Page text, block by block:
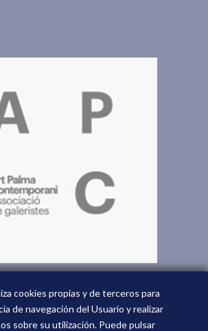
cookies propias y de terceros para
de navegación del Usuario y realizar
sobre su utilización. Puede pulsar